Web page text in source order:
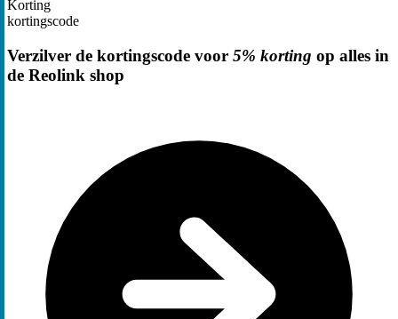
Korting
kortingscode
Verzilver de kortingscode voor 5% korting op alles in
de Reolink shop